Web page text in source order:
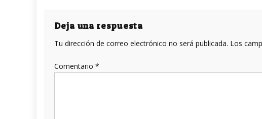
entradas
Deja una respuesta
Tu dirección de correo electrónico no será publicada. Los
Comentario *